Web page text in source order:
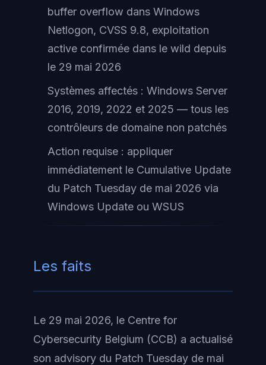
buffer overflow dans Windows
Netlogon, CVSS 9.8, exploitation
active confirmée dans le wild depuis
le 29 mai 2026
Systèmes affectés : Windows Server
2016, 2019, 2022 et 2025 — tous les
contrôleurs de domaine non patchés
Action requise : appliquer
immédiatement le Cumulative Update
du Patch Tuesday de mai 2026 via
Windows Update ou WSUS
Les faits
Le 29 mai 2026, le Centre for
Cybersecurity Belgium (CCB) a actualisé
son advisory du Patch Tuesday de mai